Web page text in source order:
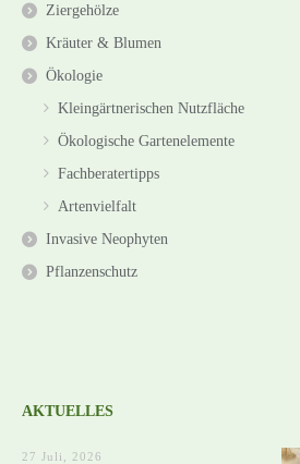
Ziergehölze
Kräuter & Blumen
Ökologie
Kleingärtnerischen Nutzfläche
Ökologische Gartenelemente
Fachberatertipps
Artenvielfalt
Invasive Neophyten
Pflanzenschutz
AKTUELLES
27 Juli, 2026